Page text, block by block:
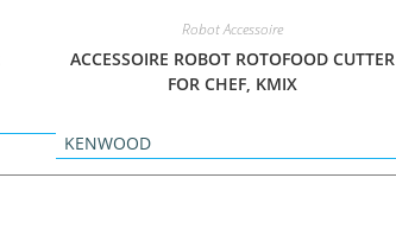
Robot Accessoire
ACCESSOIRE ROBOT ROTOFOOD CUTTER
FOR CHEF, KMIX
KENWOOD